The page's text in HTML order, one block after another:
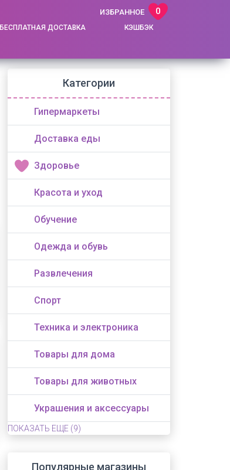
ИЗБРАННОЕ 0
БЕСПЛАТНАЯ ДОСТАВКА КЭШБЭК
Категории
Гипермаркеты
Доставка еды
Здоровье
Красота и уход
Обучение
Одежда и обувь
Развлечения
Спорт
Техника и электроника
Товары для дома
Товары для животных
Украшения и аксессуары
ПОКАЗАТЬ ЕЩЕ (9)
Популярные магазины